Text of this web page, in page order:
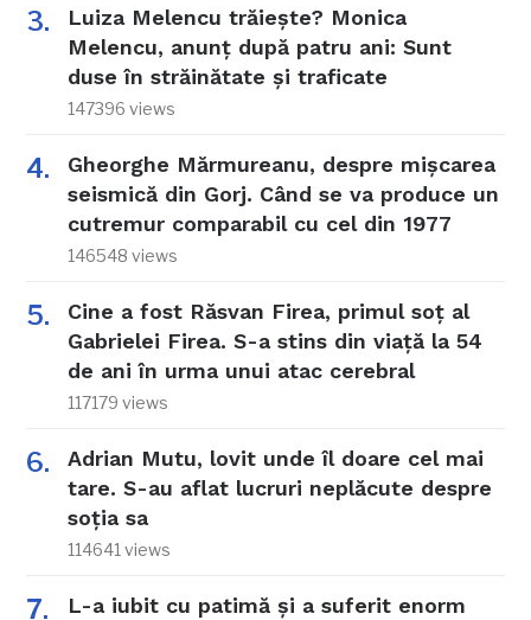
Luiza Melencu trăiește? Monica
Melencu, anunț după patru ani: Sunt
duse în străinătate și traficate
147396 views
Gheorghe Mărmureanu, despre mișcarea
seismică din Gorj. Când se va produce un
cutremur comparabil cu cel din 1977
146548 views
Cine a fost Răsvan Firea, primul soț al
Gabrielei Firea. S-a stins din viață la 54
de ani în urma unui atac cerebral
117179 views
Adrian Mutu, lovit unde îl doare cel mai
tare. S-au aflat lucruri neplăcute despre
soția sa
114641 views
L-a iubit cu patimă și a suferit enorm